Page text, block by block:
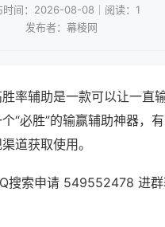
时间：2026-08-08｜阅读：1
发布者：幕棱网
率辅助是一款可以让一直
“必胜”的输赢辅助神器，
道获取使用。
搜索申请 549552478 进